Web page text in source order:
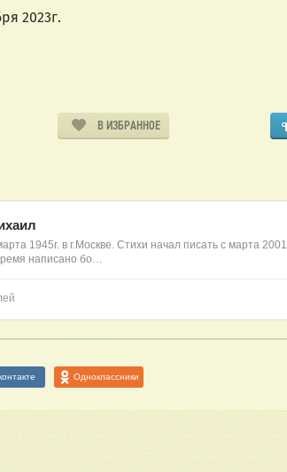
08 октября 2023г.
В ИЗБРАННОЕ
1945г. в г.Москве. Стихи начал писать с марта
написано бо…
Одноклассники